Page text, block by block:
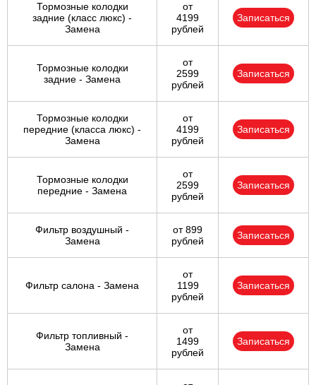
Тормозные колодки
задние (класс люкс) -
Замена
от
4199
рублей
Записаться
Тормозные колодки
задние - Замена
от
2599
рублей
Записаться
Тормозные колодки
передние (класса люкс) -
Замена
от
4199
рублей
Записаться
Тормозные колодки
передние - Замена
от
2599
рублей
Записаться
Фильтр воздушный -
Замена
от 899
рублей
Записаться
Фильтр салона - Замена
от
1199
рублей
Записаться
Фильтр топливный -
Замена
от
1499
рублей
Записаться